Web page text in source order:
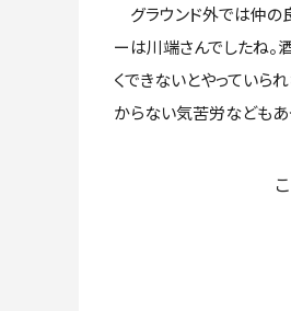
グラウンド外では仲の
ーは川端さんでしたね。
くできないとやっていら
からない気苦労などもあ